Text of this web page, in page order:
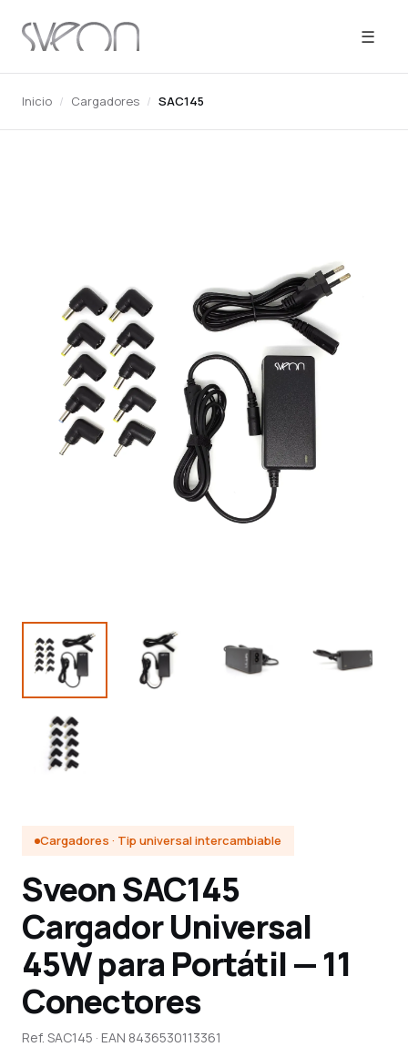
☰
Inicio / Cargadores / SAC145
Cargadores · Tip universal intercambiable
Sveon SAC145
Cargador Universal
45W para Portátil — 11
Conectores
Ref. SAC145 · EAN 8436530113361